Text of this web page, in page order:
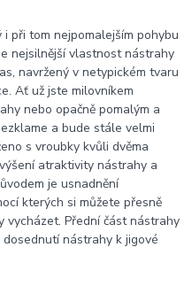
při tom nejpomalejším pohybu
nejsilnější vlastnost nástrahy
navržený v netypickém tvaru
Ať už jste milovníkem
nebo opačně pomalým a
a bude stále velmi
s vroubky kvůli dvěma
atraktivity nástrahy a
je usnadnění
kterých si můžete přesně
vycházet. Přední část nástrahy
nástrahy k jigové